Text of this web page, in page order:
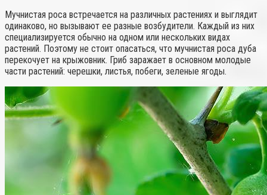
Мучнистая роса встречается на различных растениях и выглядит
одинаково, но вызывают ее разные возбудители. Каждый из них
специализируется обычно на одном или нескольких видах
растений. Поэтому не стоит опасаться, что мучнистая роса дуба
перекочует на крыжовник. Гриб заражает в основном молодые
части растений: черешки, листья, побеги, зеленые ягоды.